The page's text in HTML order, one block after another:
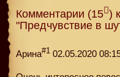
Комментарии (15 )
"Предчувствие в
Арина#1 02.05.2020